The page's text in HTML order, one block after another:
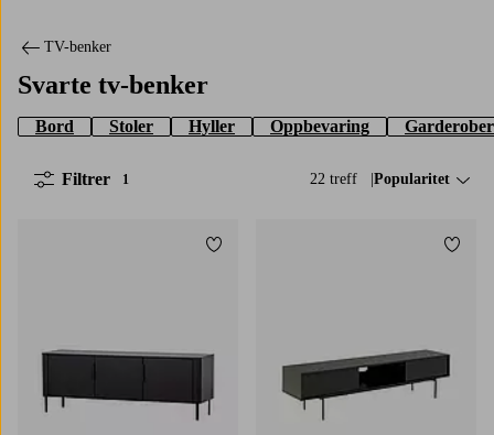
TV-benker
Svarte tv-benker
Bord Stoler Hyller Oppbevaring Garderober
22 treff Sorter på:
Popularitet
Filtrer 1
Legg til favoritter